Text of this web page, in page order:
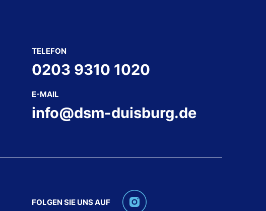
TELEFON
0203 9310 1020
E-MAIL
info@dsm-duisburg.de
FOLGEN SIE UNS AUF